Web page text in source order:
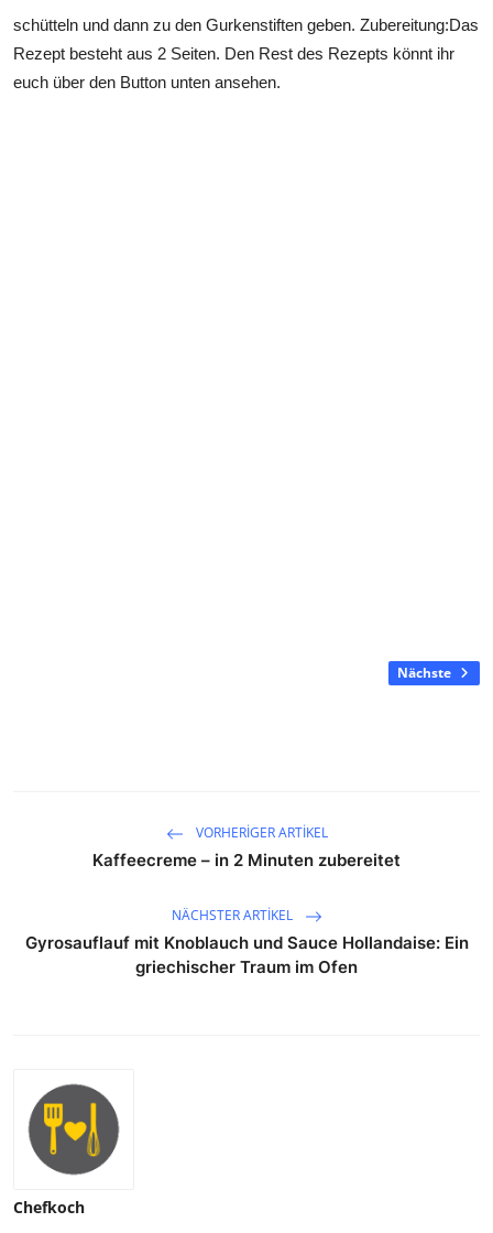
schütteln und dann zu den Gurkenstiften geben. Zubereitung:Das
Rezept besteht aus 2 Seiten. Den Rest des Rezepts könnt ihr
euch über den Button unten ansehen.
Nächste
VORHERIGER ARTIKEL
Kaffeecreme – in 2 Minuten zubereitet
NÄCHSTER ARTIKEL
Gyrosauflauf mit Knoblauch und Sauce Hollandaise: Ein
griechischer Traum im Ofen
Chefkoch